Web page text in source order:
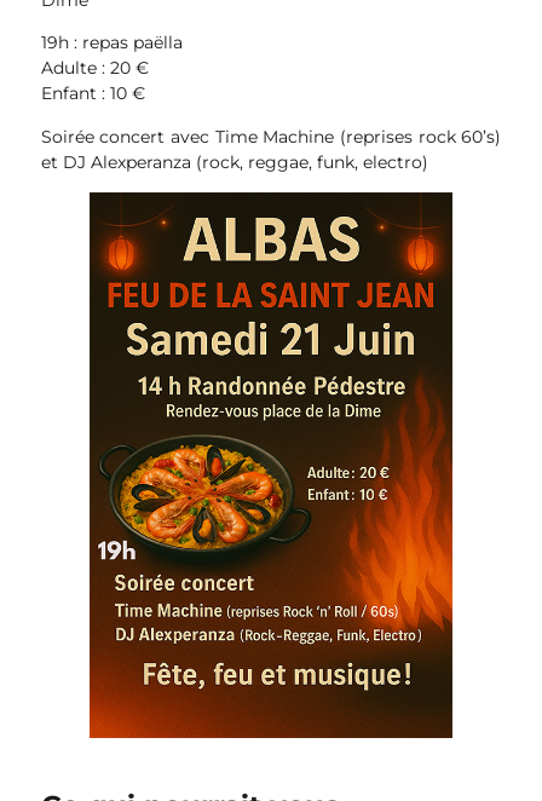
19h : repas paëlla
Adulte : 20 €
Enfant : 10 €
Soirée concert avec Time Machine (reprises rock 60’s)
et DJ Alexperanza (rock, reggae, funk, electro)